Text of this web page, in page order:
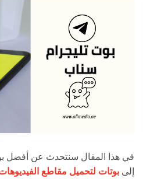
في هذا المقال سنتحدث عن أفضل
إلى بوتات لتحميل مقاطع